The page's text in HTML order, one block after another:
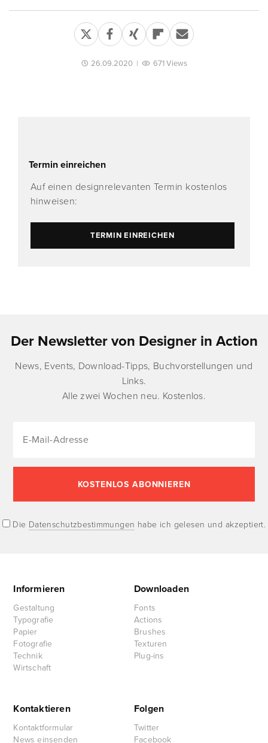
26.09.2020 | 671 Views
Termin einreichen
Auf einen designrelevanten Termin kostenlos
hinweisen:
TERMIN EINREICHEN
Der Newsletter von Designer in Action
News, Events, Download-Tipps, Buchvorstellungen und
Links.
Alle zwei Wochen neu. Kostenlos.
Die Datenschutzbestimmungen habe ich gelesen und akzeptiert.
Informieren
Gestaltung
Typografie
Papier
Fotografie
Technik
Wirtschaft
Downloaden
Fonts
Actions
Brushes
Texturen
Plug-ins
Kontaktieren
Kontaktformular
News einsenden
Folgen
Twitter
Facebook